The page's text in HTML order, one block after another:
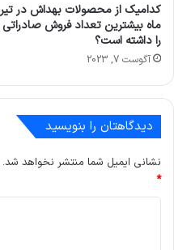
کدامیک از محصولات بهداش در تیر
ماه بیشترین تعداد فروش صادراتی
را داشته است؟
آگوست 7, 2023
دیدگاهتان را بنویسید
نشانی ایمیل شما منتشر نخواهد شد.
*